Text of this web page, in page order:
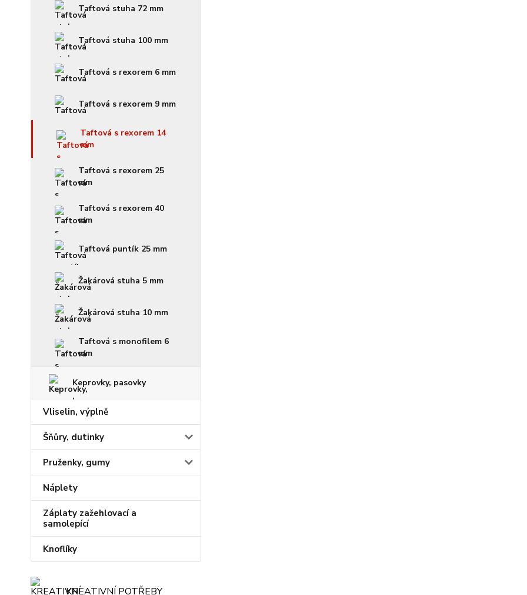
Taftová stuha 72 mm
Taftová stuha 100 mm
Taftová s rexorem 6 mm
Taftová s rexorem 9 mm
Taftová s rexorem 14
mm
Taftová s rexorem 25
mm
Taftová s rexorem 40
mm
Taftová puntík 25 mm
Žakárová stuha 5 mm
Žakárová stuha 10 mm
Taftová s monofilem 6
mm
Keprovky, pasovky
Vliselin, výplně
Šňůry, dutinky
Pruženky, gumy
Náplety
Záplaty zažehlovací a
samolepící
Knoflíky
KREATIVNÍ POTŘEBY